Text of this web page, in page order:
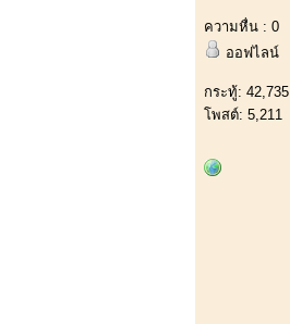
ความหื่น : 0
ออฟไลน์
กระทู้: 42,735
โพสต์: 5,211